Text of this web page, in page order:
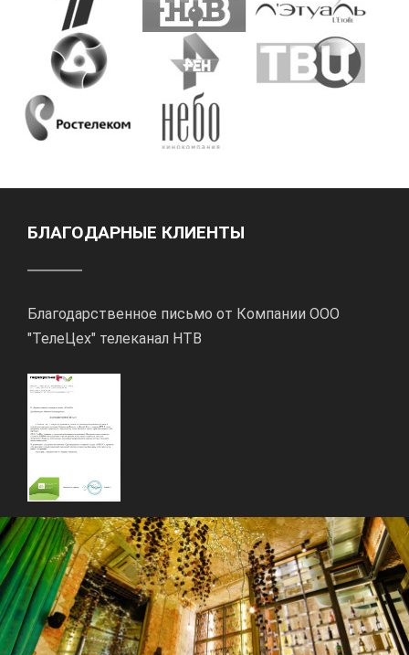
БЛАГОДАРНЫЕ КЛИЕНТЫ
Благодарственное письмо от Компании ООО
"ТелеЦех" телеканал НТВ